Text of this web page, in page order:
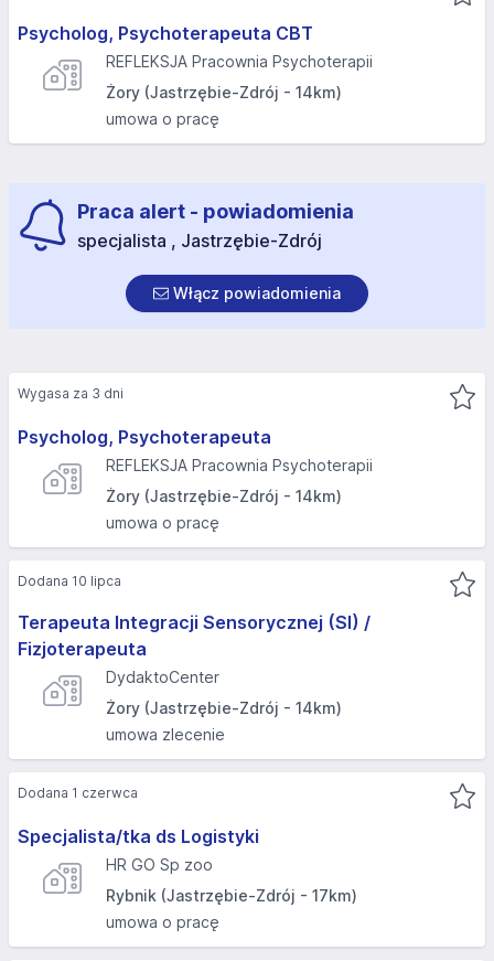
Psycholog, Psychoterapeuta CBT
REFLEKSJA Pracownia Psychoterapii
Żory (Jastrzębie-Zdrój - 14km)
umowa o pracę
Praca alert - powiadomienia
specjalista , Jastrzębie-Zdrój
Włącz powiadomienia
Psycholog, Psychoterapeuta
REFLEKSJA Pracownia Psychoterapii
Żory (Jastrzębie-Zdrój - 14km)
umowa o pracę
Wygasa za 3 dni
Terapeuta Integracji Sensorycznej (SI) /
Fizjoterapeuta
DydaktoCenter
Żory (Jastrzębie-Zdrój - 14km)
umowa zlecenie
Dodana 10 lipca
Specjalista/tka ds Logistyki
HR GO Sp zoo
Rybnik (Jastrzębie-Zdrój - 17km)
umowa o pracę
Dodana 1 czerwca